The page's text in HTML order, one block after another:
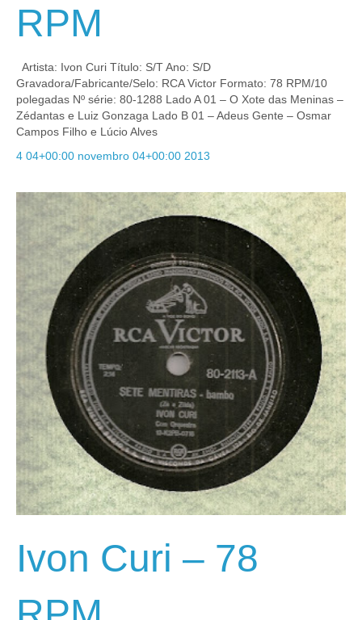
RPM
Artista: Ivon Curi Título: S/T Ano: S/D
Gravadora/Fabricante/Selo: RCA Victor Formato: 78 RPM/10
polegadas Nº série: 80-1288 Lado A 01 – O Xote das Meninas –
Zédantas e Luiz Gonzaga Lado B 01 – Adeus Gente – Osmar
Campos Filho e Lúcio Alves
4 04+00:00 novembro 04+00:00 2013
Ivon Curi – 78